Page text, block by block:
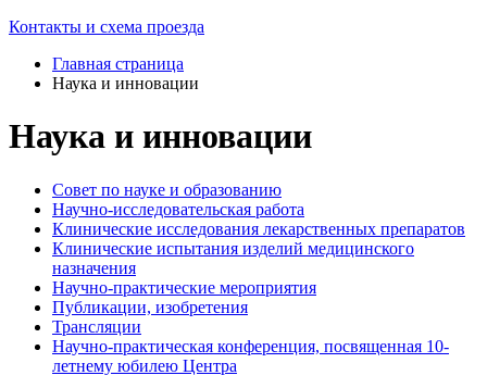
Контакты и схема проезда
Главная страница
Наука и инновации
Наука и инновации
Совет по науке и образованию
Научно-исследовательская работа
Клинические исследования лекарственных препаратов
Клинические испытания изделий медицинского
назначения
Научно-практические мероприятия
Публикации, изобретения
Трансляции
Научно-практическая конференция, посвященная 10-
летнему юбилею Центра